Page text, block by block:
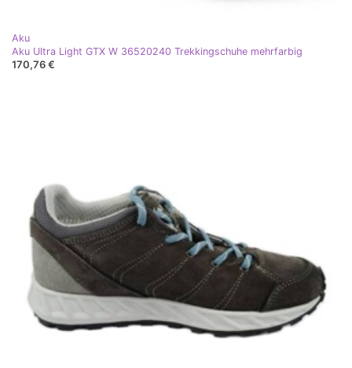
Aku
Aku Ultra Light GTX W 36520240 Trekkingschuhe mehrfarbig
170,76 €